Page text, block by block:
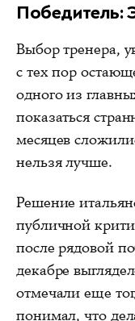
Победитель:
Выбор тренера,
с тех пор
одного из
показаться
месяцев
нельзя лучше.
Решение
публичной
после рядовой
декабре
отмечали еще
понимал, что